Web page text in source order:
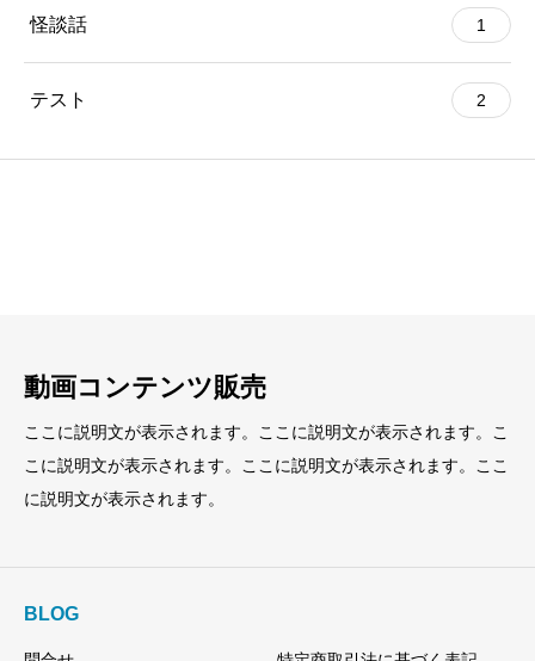
怪談話 1
テスト 2
動画コンテンツ販売
ここに説明文が表示されます。ここに説明文が表示されます。こ
こに説明文が表示されます。ここに説明文が表示されます。ここ
に説明文が表示されます。
BLOG